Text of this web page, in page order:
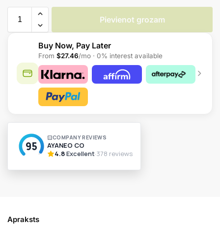
Pievienot grozam
Buy Now, Pay Later
From $27.46/mo · 0% interest available
v
Apraksts